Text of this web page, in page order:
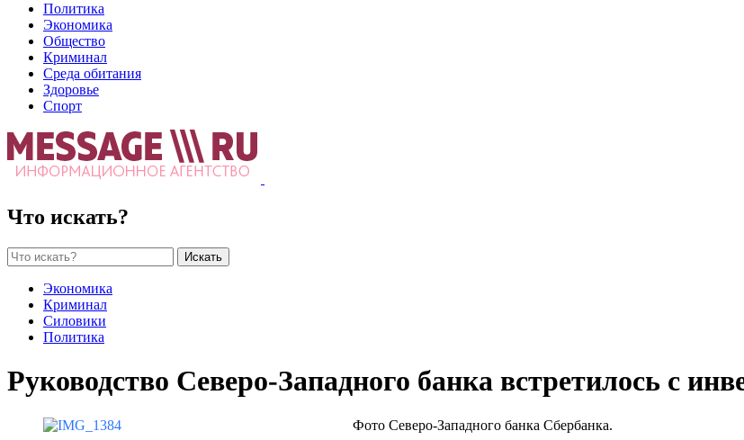
Политика
Экономика
Общество
Криминал
Среда обитания
Здоровье
Спорт
Что искать?
Искать
Экономика
Криминал
Силовики
Политика
Руководство Северо-Западного банка встретилось с
Фото Северо-Западного банка Сбербанка.